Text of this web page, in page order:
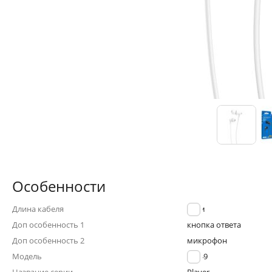
Особенности
Длина кабеля
1.2 м
Доп особенность 1
кнопка ответа
Доп особенность 2
микрофон
Модель
BM49